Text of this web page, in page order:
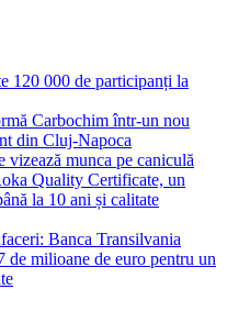
120 000 de participanți la
Carbochim într-un nou
din Cluj-Napoca
munca pe caniculă
Quality Certificate, un
la 10 ani și calitate
Banca Transilvania
de milioane de euro pentru un